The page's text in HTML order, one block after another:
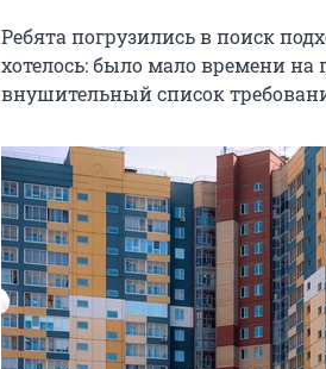
Ребята погрузились в поиск
хотелось: было мало времени
внушительный список